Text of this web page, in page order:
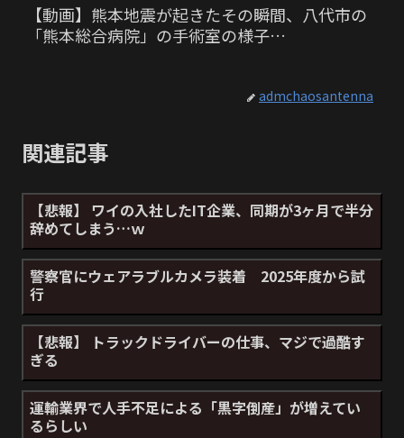
【動画】熊本地震が起きたその瞬間、八代市の
「熊本総合病院」の手術室の様子…
admchaosantenna
関連記事
【悲報】 ワイの入社したIT企業、同期が3ヶ月で半分
辞めてしまう…ｗ
警察官にウェアラブルカメラ装着 2025年度から試
行
【悲報】 トラックドライバーの仕事、マジで過酷す
ぎる
運輸業界で人手不足による「黒字倒産」が増えてい
るらしい